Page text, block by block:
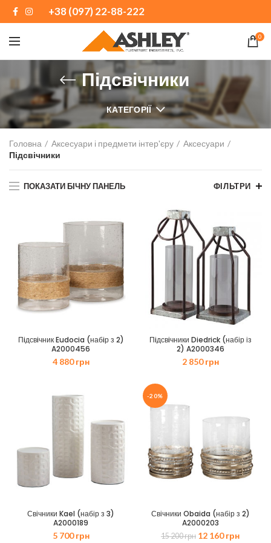
+38 (097) 22-88-222
0
Підсвічники
КАТЕГОРІЇ
Головна Аксесуари і предмети інтер'єру
Аксесуари
Підсвічники
ПОКАЗАТИ БІЧНУ ПАНЕЛЬ ФІЛЬТРИ
Пiдсвiчник Eudocia (набiр з 2)
A2000456
4 880грн
Пiдсвiчники Diedrick (набір із
2) A2000346
2 850грн
Свічники Kael (набір з 3)
A2000189
5 700грн
-20%
Свічники Obaida (набір з 2)
A2000203
15 200грн Оригінальна
12 160грн